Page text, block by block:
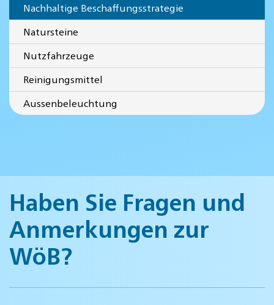
Nachhaltige Beschaffungsstrategie
Natursteine
Nutzfahrzeuge
Reinigungsmittel
Aussenbeleuchtung
Haben Sie Fragen und
Anmerkungen zur
WöB?